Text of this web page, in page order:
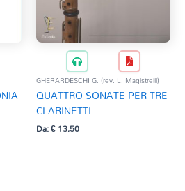
GHERARDESCHI G. (rev. L. Magistrelli)
QUATTRO SONATE PER TRE
CLARINETTI
Da:€13,50